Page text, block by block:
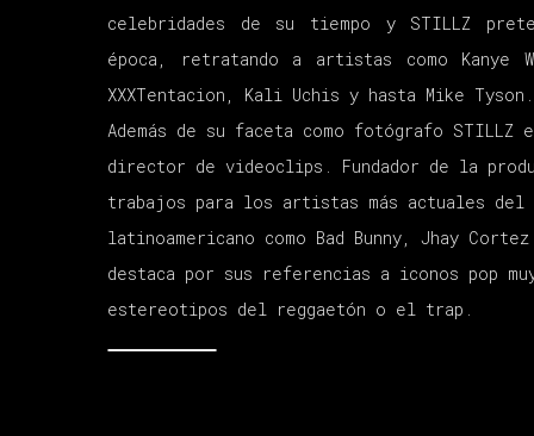
celebridades de su tiempo y STILLZ
época, retratando a artistas como
XXXTentacion, Kali Uchis y hasta Mike Tyson.
Además de su faceta como fotógrafo STILLZ
director de videoclips. Fundador de la
trabajos para los artistas más actuales del
latinoamericano como Bad Bunny, Jhay
destaca por sus referencias a iconos pop
estereotipos del reggaetón o el trap.